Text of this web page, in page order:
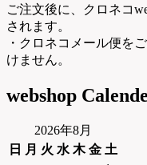
ご注文後に、クロネコ
されます。
・クロネコメール便を
けません。
webshop
2026年8月
日
月 火 水 木 金 土